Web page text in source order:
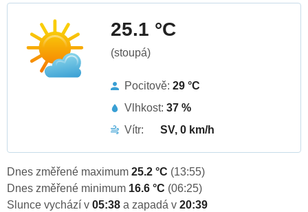
25.1 °C
(stoupá)
Pocitově: 29 °C
Vlhkost: 37 %
Vítr:
SV, 0 km/h
Dnes změřené maximum 25.2 °C (13:55)
Dnes změřené minimum 16.6 °C (06:25)
Slunce vychází v 05:38 a zapadá v 20:39